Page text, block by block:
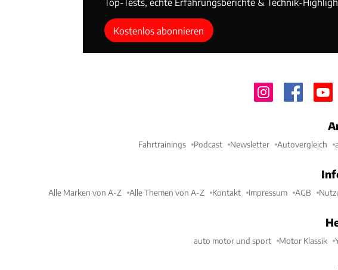
Top-Tests, echte Erfahrungsberichte & Technik-
Kostenlos abonnieren
Fahrtrainings Podcast Newsletter Autovergleich
Alle Marken von A-Z Alle Themen von A-Z Kontakt Impressum AGB
auto motor und sport Motor Klassik